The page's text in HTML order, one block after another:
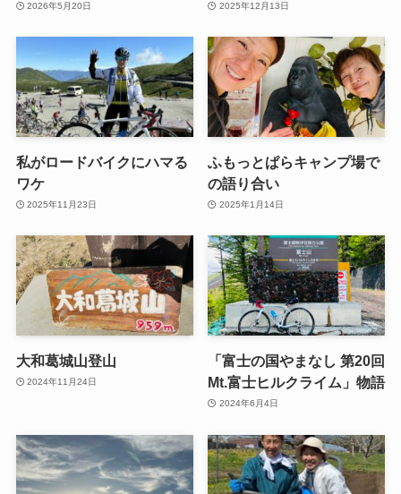
2026年5月20日 2025年12月13日
私がロードバイクにハマる
ワケ
2025年11月23日
ふもっとぱらキャンプ場で
の語り合い
2025年1月14日
大和葛城山登山
2024年11月24日
「富士の国やまなし 第20回
Mt.富士ヒルクライム」物語
2024年6月4日